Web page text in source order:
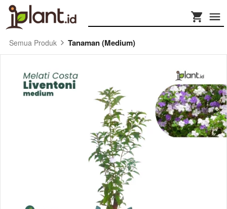
Semua Produk Tanaman (Medium)